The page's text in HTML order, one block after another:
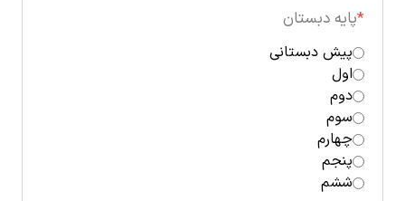
*پایه دبستان
پیش دبستانی
اول
دوم
سوم
چهارم
پنجم
ششم